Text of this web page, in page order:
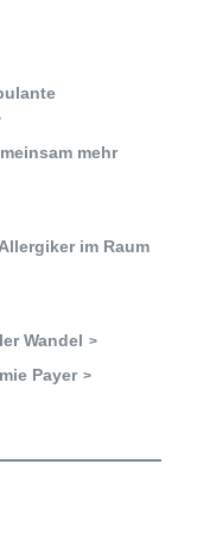
mehr
im Raum
Wandel
Payer